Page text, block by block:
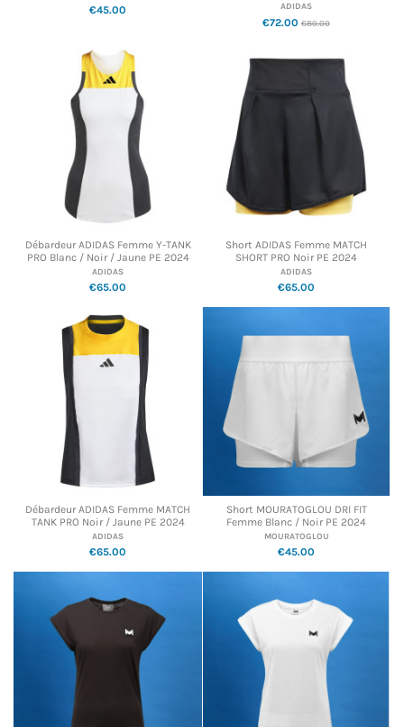
€45.00 ADIDAS
€72.00 €80.00
Débardeur ADIDAS Femme Y-TANK
PRO Blanc / Noir / Jaune PE 2024
ADIDAS
€65.00
Short ADIDAS Femme MATCH
SHORT PRO Noir PE 2024
ADIDAS
€65.00
Débardeur ADIDAS Femme MATCH
TANK PRO Noir / Jaune PE 2024
ADIDAS
€65.00
Short MOURATOGLOU DRI FIT
Femme Blanc / Noir PE 2024
MOURATOGLOU
€45.00